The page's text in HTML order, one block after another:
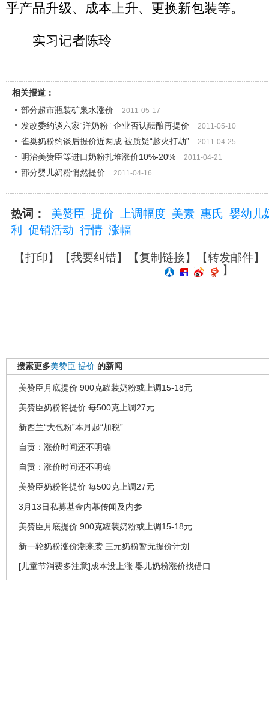
乎产品升级、成本上升、更换新包装等。
实习记者陈玲
相关报道：
部分超市瓶装矿泉水涨价
2011-05-17
发改委约谈六家“洋奶粉” 企业否认酝酿再提价 2011-05-10
雀巢奶粉约谈后提价近两成 被质疑“趁火打劫” 2011-04-25
明治美赞臣等进口奶粉扎堆涨价10%-20% 2011-04-21
部分婴儿奶粉悄然提价 2011-04-16
热词： 美赞臣 提价 上调幅度 美素 惠氏 婴幼儿
利
促销活动 行情 涨幅
【打印】【我要纠错】【复制链接】【转发邮件】
】
搜索更多美赞臣 提价 的新闻
美赞臣月底提价 900克罐装奶粉或上调15-18元
美赞臣奶粉将提价 每500克上调27元
新西兰“大包粉”本月起“加税”
自贡：涨价时间还不明确
自贡：涨价时间还不明确
美赞臣奶粉将提价 每500克上调27元
3月13日私募基金内幕传闻及内参
美赞臣月底提价 900克罐装奶粉或上调15-18元
新一轮奶粉涨价潮来袭 三元奶粉暂无提价计划
[儿童节消费多注意]成本没上涨 婴儿奶粉涨价找借口